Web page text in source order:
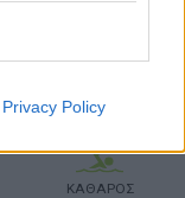
Privacy Policy
ΚΑΘΑΡΟΣ